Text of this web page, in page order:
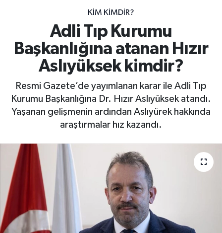
KIM KIMDIR?
Adli Tıp Kurumu
Başkanlığına atanan Hızır
Aslıyüksek kimdir?
Resmi Gazete’de yayımlanan karar ile Adli Tıp
Kurumu Başkanlığına Dr. Hızır Aslıyüksek atandı.
Yaşanan gelişmenin ardından Aslıyürek hakkında
araştırmalar hız kazandı.